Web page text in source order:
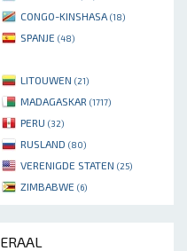
CONGO-KINSHASA (18)
SPANJE (48)
LITOUWEN (21)
MADAGASKAR (1717)
PERU (32)
RUSLAND (80)
VERENIGDE STATEN (25)
ZIMBABWE (6)